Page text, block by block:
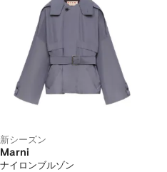
新シーズン
Marni
ナイロンブルゾン